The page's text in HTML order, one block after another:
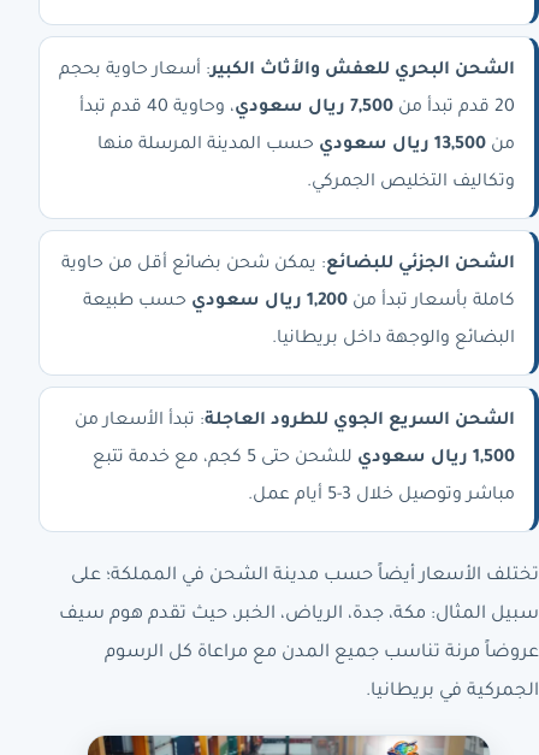
الشحن البحري للعفش والأثاث الكبير: أسعار حاوية بحجم
20 قدم تبدأ من
7,500 ريال سعودي
، وحاوية 40 قدم تبدأ
من 13,500 ريال سعودي
حسب المدينة المرسلة منها
وتكاليف التخليص الجمركي.
الشحن الجزئي للبضائع: يمكن شحن بضائع أقل من حاوية
كاملة بأسعار تبدأ من 1,200 ريال سعودي
حسب طبيعة
البضائع والوجهة داخل بريطانيا.
الشحن السريع الجوي للط­رود العاجلة: تبدأ الأسعار من
1,500 ريال سعودي
للشحن حتى 5 كجم، مع خدمة تتبع
مباشر وتوصيل خلال 3-5 أيام عمل.
تختلف الأسعار أيضاً حسب مدينة الشحن في المملكة؛ على
سبيل المثال: مكة، جدة، الرياض، الخبر، حيث تقدم هوم سيف
عروضاً مرنة تناسب جميع المدن مع مراعاة كل الرسوم
الجمركية في بريطانيا.